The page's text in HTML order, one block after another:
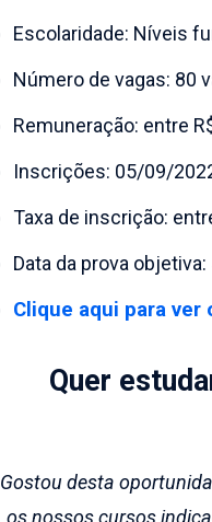
Escolaridade: Níveis
Número de vagas: 80
Remuneração: entre
Inscrições: 05/09/
Taxa de inscrição:
Data da prova
Clique aqui para ver
Quer
Gostou desta
os nossos cursos